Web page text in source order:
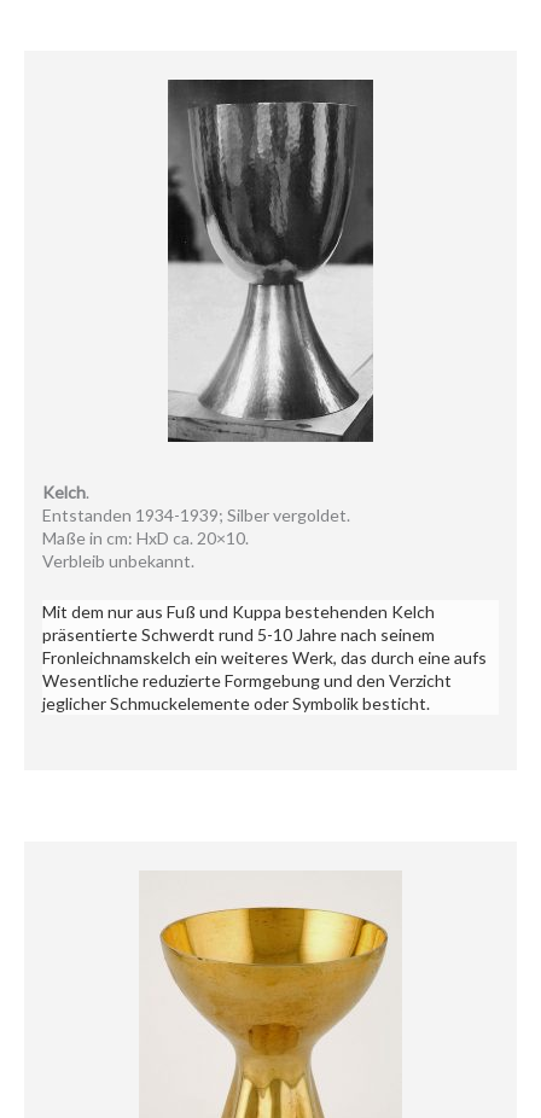
Kelch.
Entstanden 1934-1939; Silber vergoldet.
Maße in cm: HxD ca. 20×10.
Verbleib unbekannt.
Mit dem nur aus Fuß und Kuppa bestehenden Kelch
präsentierte Schwerdt rund 5-10 Jahre nach seinem
Fronleichnamskelch ein weiteres Werk, das durch eine aufs
Wesentliche reduzierte Formgebung und den Verzicht
jeglicher Schmuckelemente oder Symbolik besticht.